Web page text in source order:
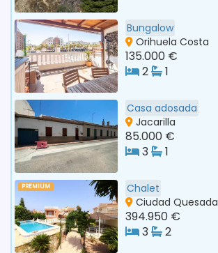
Bungalow
Orihuela Costa
135.000 €
2
1
Casa adosada
Jacarilla
85.000 €
3
1
PREMIUM
Chalet
Ciudad Quesada
394.950 €
3
2